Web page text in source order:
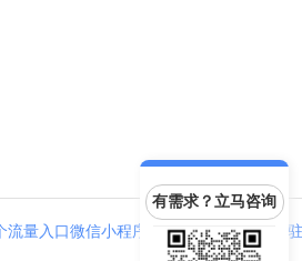
流量入口微信小程序，商家们都在抢先入
有需求？立马咨询